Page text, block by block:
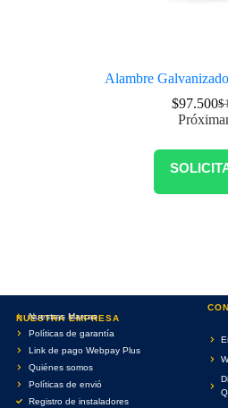
Alambre
$
$97.500
NUESTRA EMPRESA
Nuestras Marcas
Políticas de garantía
Link de pago Webpay Plus
Quiénes somos
Políticas de envió
Registro de instaladores